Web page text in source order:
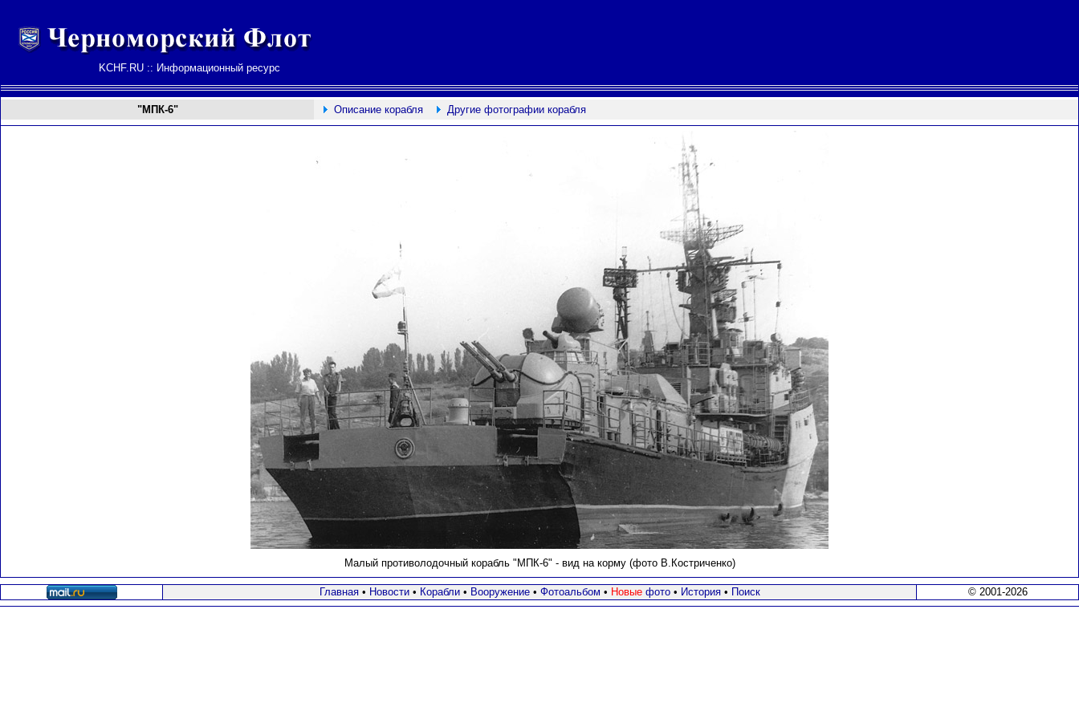
KCHF.RU :: Информационный ресурс
"МПК-6" Описание корабля Другие фотографии корабля
Малый противолодочный корабль "МПК-6" - вид на корму (фото В.Костриченко)
Главная• Новости• Корабли• Вооружение • Фотоальбом • Новыефото • История• Поиск © 2001-2026